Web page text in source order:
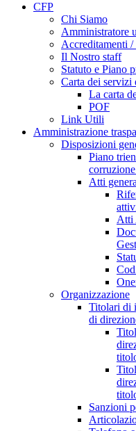
CFP
Chi Siamo
Amministratore
Accreditamenti /
Il Nostro staff
Statuto e Piano
Carta dei servizi
La carta
POF
Link Utili
Amministrazione
Disposizioni
Piano
Atti
Atti
Organizzazione
Titolari di
di
Sanzioni